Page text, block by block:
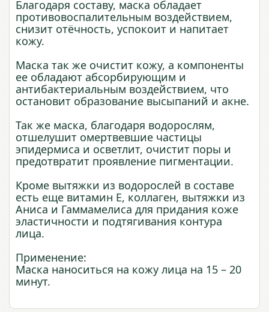
Благодаря составу, маска обладает
противовоспалительным воздействием,
снизит отёчность, успокоит и напитает
кожу.
Маска так же очистит кожу, а компоненты
ее обладают абсорбирующим и
антибактериальным воздействием, что
остановит образование высыпаний и акне.
Так же маска, благодаря водорослям,
отшелушит омертвевшие частицы
эпидермиса и осветлит, очистит поры и
предотвратит проявление пигментации.
Кроме вытяжки из водорослей в составе
есть еще витамин Е, коллаген, вытяжки из
Аниса и Гаммамелиса для придания коже
эластичности и подтягивания контура
лица.
Применение:
Маска наноситься на кожу лица на 15 – 20
минут.